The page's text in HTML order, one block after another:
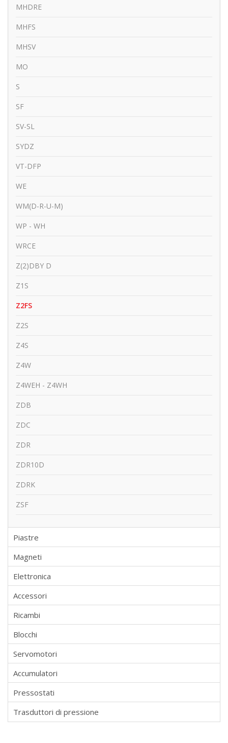
MHDRE
MHFS
MHSV
MO
S
SF
SV-SL
SYDZ
VT-DFP
WE
WM(D-R-U-M)
WP - WH
WRCE
Z(2)DBY D
Z1S
Z2FS
Z2S
Z4S
Z4W
Z4WEH - Z4WH
ZDB
ZDC
ZDR
ZDR10D
ZDRK
ZSF
Piastre
Magneti
Elettronica
Accessori
Ricambi
Blocchi
Servomotori
Accumulatori
Pressostati
Trasduttori di pressione